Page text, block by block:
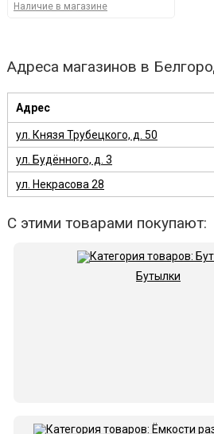
Наличие в магазине
Адреса магазинов в
Адрес
ул. Князя Трубецкого, д. 50
ул. Будённого, д. 3
ул. Некрасова 28
С этими товарами покупают:
Бутылки